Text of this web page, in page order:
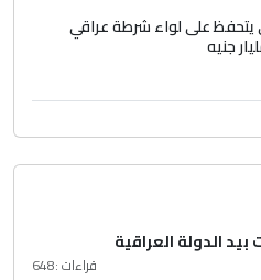
يتحفظ على لواء شرطة عراقي
جنيه
الدولة العراقية
قراءات :648